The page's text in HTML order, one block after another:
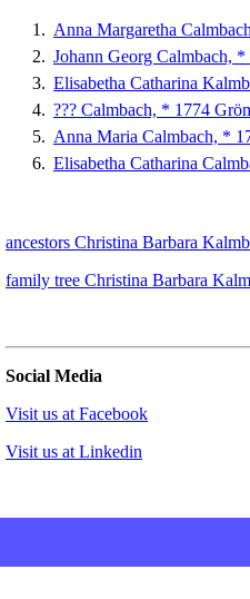
Anna Margaretha
Johann Georg Calmbach,
Elisabetha Catharina
??? Calmbach, * 1774
Anna Maria Calmbach, *
Elisabetha Catharina
ancestors Christina Barbara
family tree Christina Barbara
Social Media
Visit us at Facebook
Visit us at Linkedin